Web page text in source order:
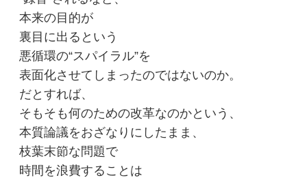
本来の目的が
裏目に出るという
悪循環の“スパイラル”を
表面化させてしまったのではないのか。
だとすれば、
そもそも何のための改革なのかという、
本質論議をおざなりにしたまま、
枝葉末節な問題で
時間を浪費することは